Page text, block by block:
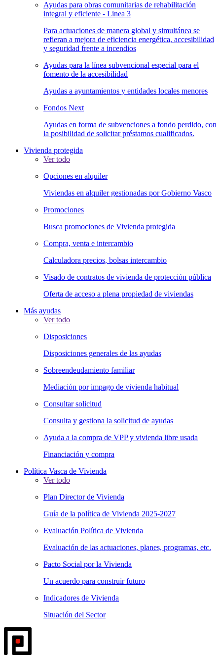
Ayudas para obras comunitarias de rehabilitación
integral y eficiente - Linea 3
Para actuaciones de manera global y simultánea se
refieran a mejora de eficiencia energética, accesibilidad
y seguridad frente a incendios
Ayudas para la línea subvencional especial para el
fomento de la accesibilidad
Ayudas a ayuntamientos y entidades locales menores
Fondos Next
Ayudas en forma de subvenciones a fondo perdido, con
la posibilidad de solicitar préstamos cualificados.
Vivienda protegida
Ver todo
Opciones en alquiler
Viviendas en alquiler gestionadas por Gobierno Vasco
Promociones
Busca promociones de Vivienda protegida
Compra, venta e intercambio
Calculadora precios, bolsas intercambio
Visado de contratos de vivienda de protección pública
Oferta de acceso a plena propiedad de viviendas
Más ayudas
Ver todo
Disposiciones
Disposiciones generales de las ayudas
Sobreendeudamiento familiar
Mediación por impago de vivienda habitual
Consultar solicitud
Consulta y gestiona la solicitud de ayudas
Ayuda a la compra de VPP y vivienda libre usada
Financiación y compra
Política Vasca de Vivienda
Ver todo
Plan Director de Vivienda
Guía de la política de Vivienda 2025-2027
Evaluación Política de Vivienda
Evaluación de las actuaciones, planes, programas, etc.
Pacto Social por la Vivienda
Un acuerdo para construir futuro
Indicadores de Vivienda
Situación del Sector